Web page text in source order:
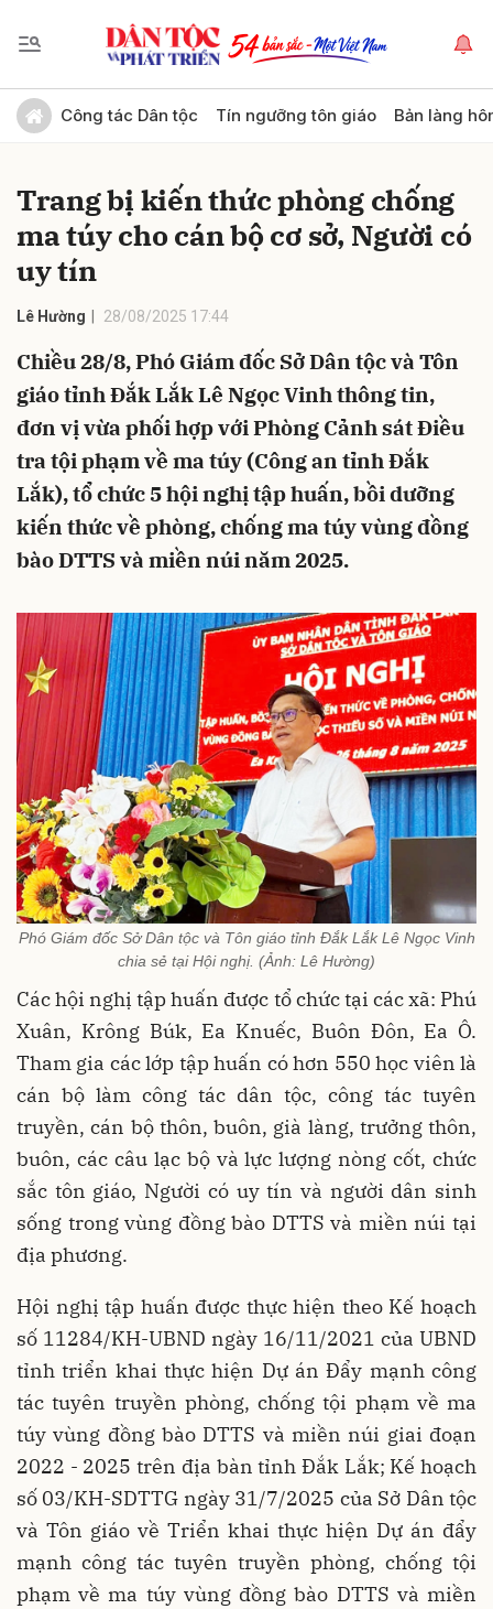
Công tác Dân tộc Tín ngưỡng tôn giáo Bản làng
Trang bị kiến thức phòng chống
ma túy cho cán bộ cơ sở, Người có
uy tín
Lê Hường 28/08/2025 17:44
Chiều 28/8, Phó Giám đốc Sở Dân tộc và Tôn
giáo tỉnh Đắk Lắk Lê Ngọc Vinh thông tin,
đơn vị vừa phối hợp với Phòng Cảnh sát Điều
tra tội phạm về ma túy (Công an tỉnh Đắk
Lắk), tổ chức 5 hội nghị tập huấn, bồi dưỡng
kiến thức về phòng, chống ma túy vùng đồng
bào DTTS và miền núi năm 2025.
Phó Giám đốc Sở Dân tộc và Tôn giáo tỉnh Đắk Lắk Lê Ngọc Vinh
chia sẻ tại Hội nghị. (Ảnh: Lê Hường)
Các hội nghị tập huấn được tổ chức tại các xã: Phú
Xuân, Krông Búk, Ea Knuếc, Buôn Đôn, Ea Ô.
Tham gia các lớp tập huấn có hơn 550 học viên là
cán bộ làm công tác dân tộc, công tác tuyên
truyền, cán bộ thôn, buôn, già làng, trưởng thôn,
buôn, các câu lạc bộ và lực lượng nòng cốt, chức
sắc tôn giáo, Người có uy tín và người dân sinh
sống trong vùng đồng bào DTTS và miền núi tại
địa phương.
Hội nghị tập huấn được thực hiện theo Kế hoạch
số 11284/KH-UBND ngày 16/11/2021 của UBND
tỉnh triển khai thực hiện Dự án Đẩy mạnh công
tác tuyên truyền phòng, chống tội phạm về ma
túy vùng đồng bào DTTS và miền núi giai đoạn
2022 - 2025 trên địa bàn tỉnh Đắk Lắk; Kế hoạch
số 03/KH-SDTTG ngày 31/7/2025 của Sở Dân tộc
và Tôn giáo về Triển khai thực hiện Dự án đẩy
mạnh công tác tuyên truyền phòng, chống tội
phạm về ma túy vùng đồng bào DTTS và miền
Gửi bình luận